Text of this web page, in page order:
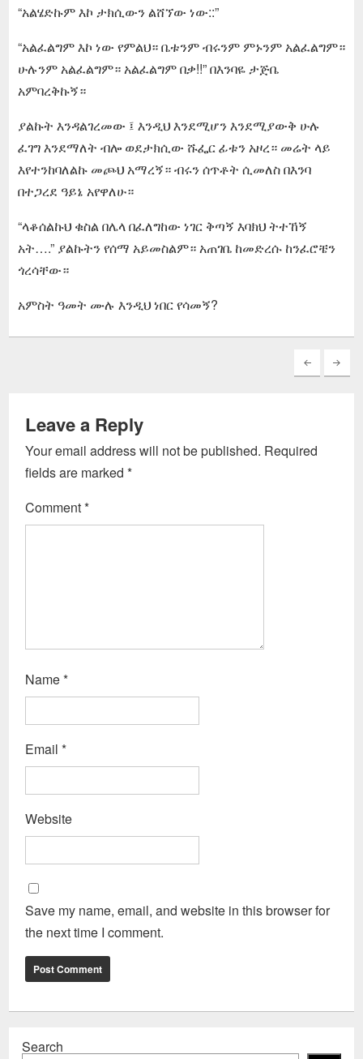
“አልሄድኩም እኮ ታክሲውን ልሸኘው ነው::”
“አልፈልግም እኮ ነው የምልህ። ቤቱንም ብሩንም ምኑንም አልፈልግም።
ሁሉንም አልፈልግም። አልፈልግም በቃ!!” በእንባዬ ታጅቤ
አምባረቅኩኝ።
ያልኩት እንዳልገረመው ፤ እንዲህ እንደሚሆን እንደሚያውቅ ሁሉ
ፈገግ እንደማለት ብሎ ወደታክሲው ሹፌር ፊቱን አዞረ። መሬት ላይ
እየተንከባለልኩ መጮህ አማረኝ። ብሩን ሰጥቶት ሲመለስ በእንባ
በተጋረደ ዓይኔ አየዋለሁ።
“ላቆሰልኩህ ቁስል በሌላ በፈለግከው ነገር ቅጣኝ እባክህ ትተኸኝ
አት….” ያልኩትን የሰማ አይመስልም። አጠገቤ ከመድረሱ ከንፈሮቼን
ጎረሳቸው።
አምስት ዓመት ሙሉ እንዲህ ነበር የሳመኝ?
Leave a Reply
Your email address will not be published. Required
fields are marked*
Comment*
Name*
Email*
Website
Save my name, email, and website in this browser for
the next time I comment.
Search